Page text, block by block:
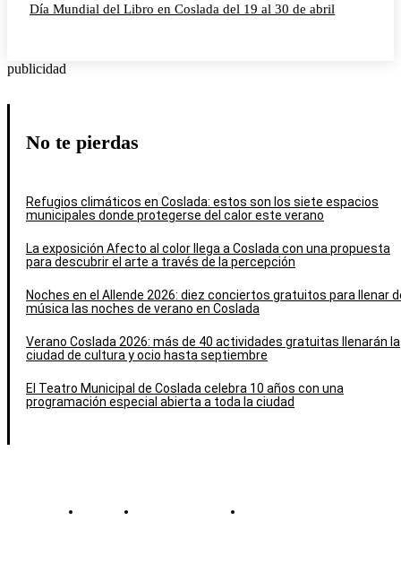
Día Mundial del Libro en Coslada del 19 al 30 de abril
publicidad
No te pierdas
Refugios climáticos en Coslada: estos son los siete espacios
municipales donde protegerse del calor este verano
La exposición Afecto al color llega a Coslada con una propuesta
para descubrir el arte a través de la percepción
Noches en el Allende 2026: diez conciertos gratuitos para llenar
música las noches de verano en Coslada
Verano Coslada 2026: más de 40 actividades gratuitas llenarán la
ciudad de cultura y ocio hasta septiembre
El Teatro Municipal de Coslada celebra 10 años con una
programación especial abierta a toda la ciudad
Contacto Política de cookies